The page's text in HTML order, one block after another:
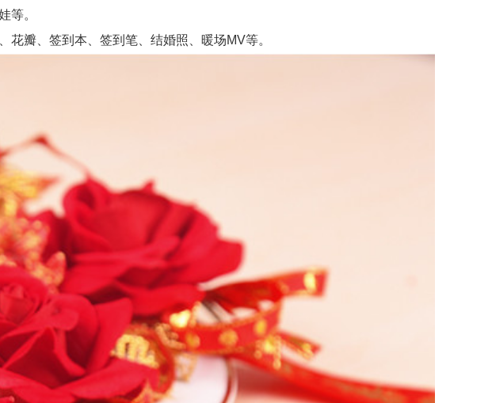
等。
瓣、签到本、签到笔、结婚照、暖场MV等。